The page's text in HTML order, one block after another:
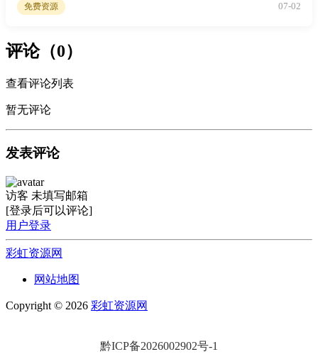
免费资源 07-02
评论（0）
查看评论列表
暂无评论
发表评论
访客 未填写邮箱
[登录后可以评论]
用户登录
彩虹资源网
网站地图
Copyright © 2026 彩虹资源网
黔ICP备2026002902号-1